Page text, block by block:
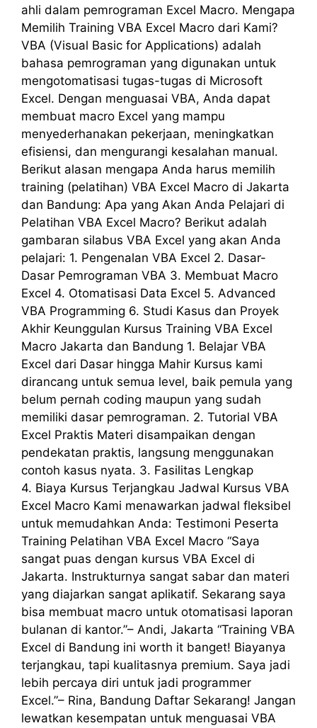
ahli dalam pemrograman Excel Macro. Mengapa
Memilih Training VBA Excel Macro dari Kami?
VBA (Visual Basic for Applications) adalah
bahasa pemrograman yang digunakan untuk
mengotomatisasi tugas-tugas di Microsoft
Excel. Dengan menguasai VBA, Anda dapat
membuat macro Excel yang mampu
menyederhanakan pekerjaan, meningkatkan
efisiensi, dan mengurangi kesalahan manual.
Berikut alasan mengapa Anda harus memilih
training (pelatihan) VBA Excel Macro di Jakarta
dan Bandung: Apa yang Akan Anda Pelajari di
Pelatihan VBA Excel Macro? Berikut adalah
gambaran silabus VBA Excel yang akan Anda
pelajari: 1. Pengenalan VBA Excel 2. Dasar-
Dasar Pemrograman VBA 3. Membuat Macro
Excel 4. Otomatisasi Data Excel 5. Advanced
VBA Programming 6. Studi Kasus dan Proyek
Akhir Keunggulan Kursus Training VBA Excel
Macro Jakarta dan Bandung 1. Belajar VBA
Excel dari Dasar hingga Mahir Kursus kami
dirancang untuk semua level, baik pemula yang
belum pernah coding maupun yang sudah
memiliki dasar pemrograman. 2. Tutorial VBA
Excel Praktis Materi disampaikan dengan
pendekatan praktis, langsung menggunakan
contoh kasus nyata. 3. Fasilitas Lengkap
4. Biaya Kursus Terjangkau Jadwal Kursus VBA
Excel Macro Kami menawarkan jadwal fleksibel
untuk memudahkan Anda: Testimoni Peserta
Training Pelatihan VBA Excel Macro “Saya
sangat puas dengan kursus VBA Excel di
Jakarta. Instrukturnya sangat sabar dan materi
yang diajarkan sangat aplikatif. Sekarang saya
bisa membuat macro untuk otomatisasi laporan
bulanan di kantor.”– Andi, Jakarta “Training VBA
Excel di Bandung ini worth it banget! Biayanya
terjangkau, tapi kualitasnya premium. Saya jadi
lebih percaya diri untuk jadi programmer
Excel.”– Rina, Bandung Daftar Sekarang! Jangan
lewatkan kesempatan untuk menguasai VBA